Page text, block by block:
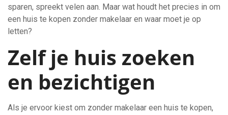
sparen, spreekt velen aan. Maar wat houdt het precies in om
een huis te kopen zonder makelaar en waar moet je op
letten?
Zelf je huis zoeken
en bezichtigen
Als je ervoor kiest om zonder makelaar een huis te kopen,